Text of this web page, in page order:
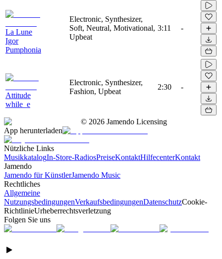
La Lune
Igor
Pumphonia
Electronic, Synthesizer,
Soft, Neutral, Motivational,
Upbeat
3:11 -
Attitude
while_e
Electronic, Synthesizer,
Fashion, Upbeat
2:30 -
© 2026 Jamendo Licensing
App herunterladen
Nützliche Links
MusikkatalogIn-Store-RadiosPreiseKontaktHilfecenterKontakt
Jamendo
Jamendo für KünstlerJamendo Music
Rechtliches
Allgemeine
NutzungsbedingungenVerkaufsbedingungenDatenschutzCookie-
RichtlinieUrheberrechtsverletzung
Folgen Sie uns